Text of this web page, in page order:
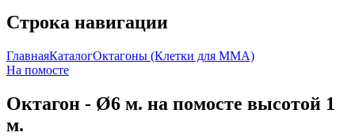
Строка навигации
ГлавнаяКаталогОктагоны (Клетки для ММА)
На помосте
Октагон - Ø6 м. на помосте высотой 1
м.